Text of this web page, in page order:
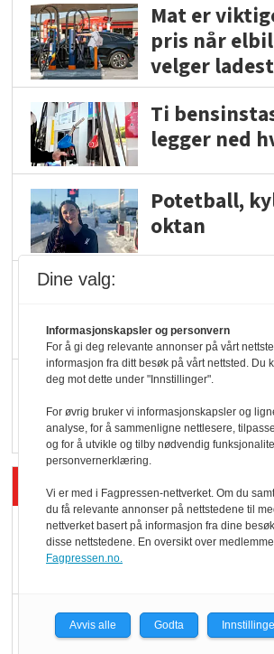
Mat er
pris når
velger
Ti
legger ned
Potetball,
oktan
Vokser med
i dagligvare
Siste artikler - Butikk i praksis
Rema-
Slik
ølsalget
Dine valg:
Informasjonskapsler og personvern
For å gi deg relevante annonser på vårt
informasjon fra ditt besøk på vårt nettsted. Du
deg mot dette under "Innstillinger".
For øvrig bruker vi informasjonskapsler og
analyse, for å sammenligne nettlesere,
og for å utvikle og tilby nødvendig
personvernerklæring.
Vi er med i Fagpressen-nettverket. Om du
du få relevante annonser på nettstedene til
nettverket basert på informasjon fra dine
disse nettstedene. En oversikt over
Fagpressen.no.
Avvis alle Godta